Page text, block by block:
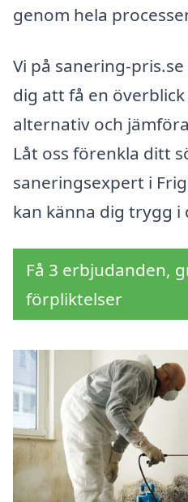
genom hela
Vi på sanering-
dig att få en
alternativ och
Låt oss förenkla ditt
saneringsexpert i
kan känna dig trygg i
Få 3 erbjudanden,
förpliktelser